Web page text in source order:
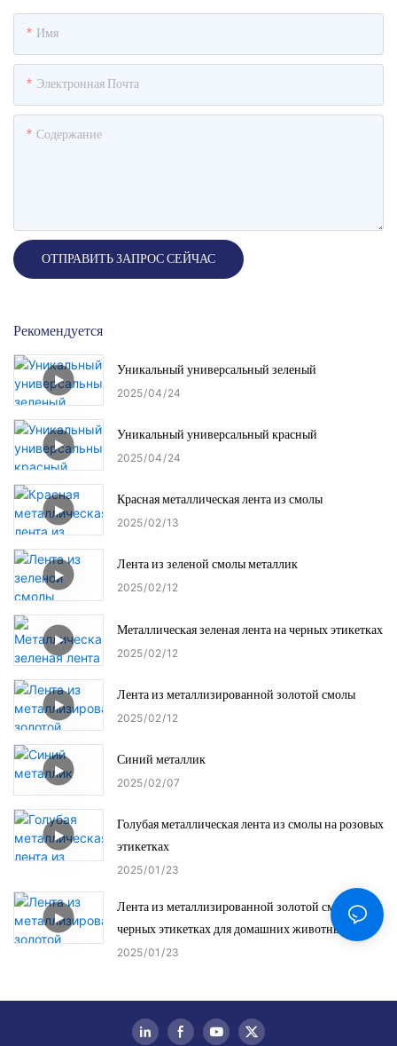
Имя
Электронная Почта
Содержание
ОТПРАВИТЬ ЗАПРОС СЕЙЧАС
Рекомендуется
Уникальный универсальный зеленый
2025 04 24
Уникальный универсальный красный
2025 04 24
Красная металлическая лента из смолы
2025 02 13
Лента из зеленой смолы металлик
2025 02 12
Металлическая зеленая лента на черных этикетках
2025 02 12
Лента из металлизированной золотой смолы
2025 02 12
Синий металлик
2025 02 07
Голубая металлическая лента из смолы на розовых
этикетках
2025 01 23
Лента из металлизированной золотой смолы на
черных этикетках для домашних животных
2025 01 23